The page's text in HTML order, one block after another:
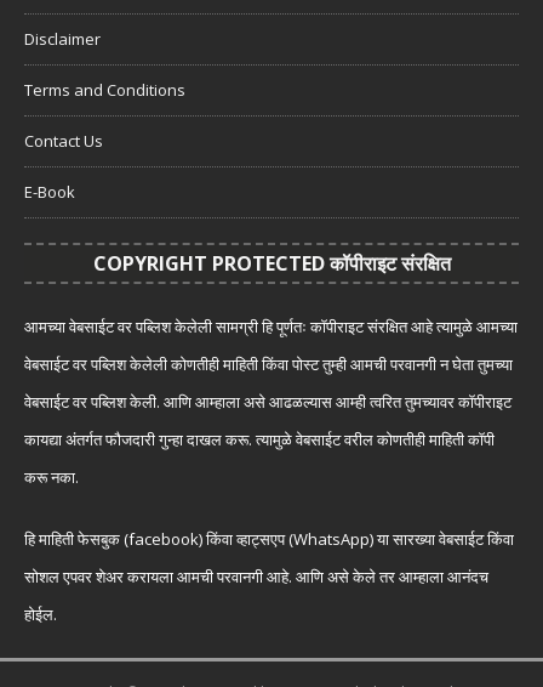
Disclaimer
Terms and Conditions
Contact Us
E-Book
COPYRIGHT PROTECTED कॉपीराइट संरक्षित
आमच्या वेबसाईट वर पब्लिश केलेली सामग्री हि पूर्णतः कॉपीराइट संरक्षित आहे त्यामुळे आमच्या
वेबसाईट वर पब्लिश केलेली कोणतीही माहिती किंवा पोस्ट तुम्ही आमची परवानगी न घेता तुमच्या
वेबसाईट वर पब्लिश केली. आणि आम्हाला असे आढळल्यास आम्ही त्वरित तुमच्यावर कॉपीराइट
कायद्या अंतर्गत फौजदारी गुन्हा दाखल करू. त्यामुळे वेबसाईट वरील कोणतीही माहिती कॉपी
करू नका.
हि माहिती फेसबुक (facebook) किंवा व्हाट्सएप (WhatsApp) या सारख्या वेबसाईट किंवा
सोशल एपवर शेअर करायला आमची परवानगी आहे. आणि असे केले तर आम्हाला आनंदच
होईल.